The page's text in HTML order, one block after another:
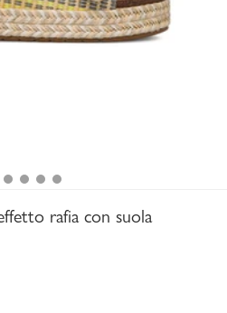
Bambino
rafia con suola